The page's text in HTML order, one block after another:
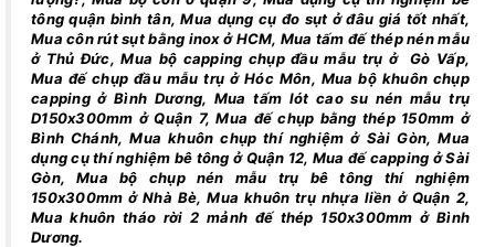
tông quận bình tân, Mua dụng cụ đo sụt ở đâu giá tốt nhất,
Mua côn rút sụt bằng inox ở HCM, Mua tấm đế thép nén mẫu
ở Thủ Đức, Mua bộ capping chụp đầu mẫu trụ ở Gò Vấp,
Mua đế chụp đầu mẫu trụ ở Hóc Môn, Mua bộ khuôn chụp
capping ở Bình Dương, Mua tấm lót cao su nén mẫu trụ
D150x300mm ở Quận 7, Mua đế chụp bằng thép 150mm ở
Bình Chánh, Mua khuôn chụp thí nghiệm ở Sài Gòn, Mua
dụng cụ thí nghiệm bê tông ở Quận 12, Mua đế capping ở Sài
Gòn, Mua bộ chụp nén mẫu trụ bê tông thí nghiệm
150x300mm ở Nhà Bè, Mua khuôn trụ nhựa liền ở Quận 2,
Mua khuôn tháo rời 2 mảnh đế thép 150x300mm ở Bình
Dương.